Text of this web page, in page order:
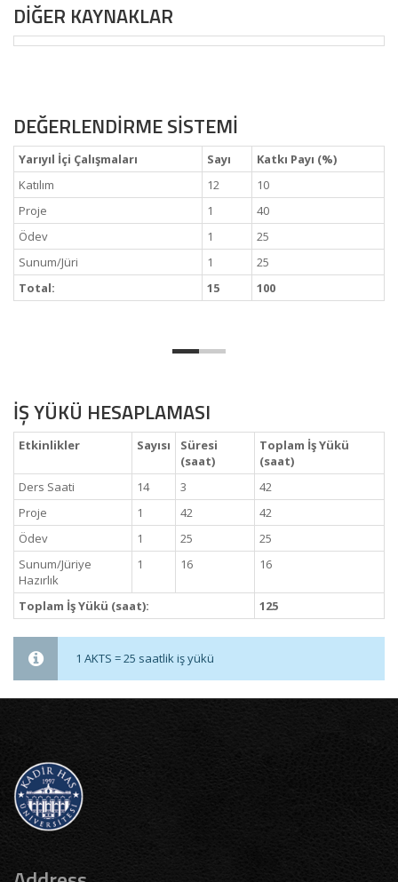
DİĞER KAYNAKLAR
DEĞERLENDİRME SİSTEMİ
Yarıyıl İçi Çalışmaları Sayı
Katkı Payı (%)
Katılım
12
10
Proje
1
40
Ödev
1
25
Sunum/Jüri
1
25
Total:
15 100
İŞ YÜKÜ HESAPLAMASI
Etkinlikler Sayısı
Süresi
(saat)
Toplam İş Yükü
(saat)
Ders Saati
14 3
42
Proje
1 42
42
Ödev
1 25
25
Sunum/Jüriye
Hazırlık
1 16 16
Toplam İş Yükü (saat): 125
1 AKTS = 25 saatlik iş yükü